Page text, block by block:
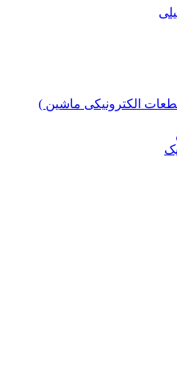
الکترونیکی ماشین )